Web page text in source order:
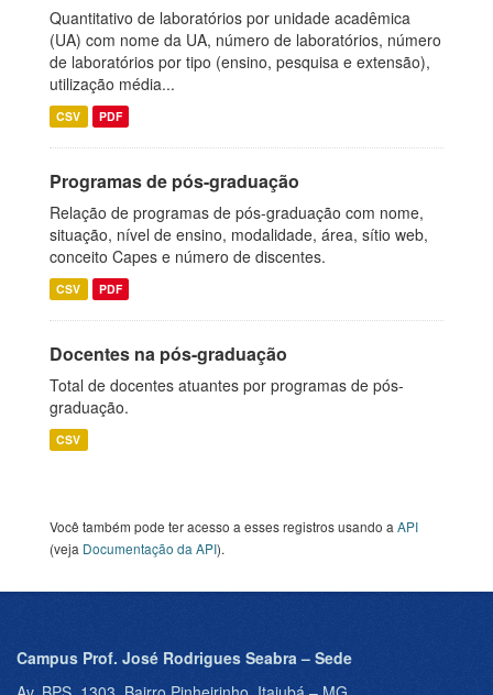
Quantitativo de laboratórios por unidade acadêmica
(UA) com nome da UA, número de laboratórios, número
de laboratórios por tipo (ensino, pesquisa e extensão),
utilização média...
CSV PDF
Programas de pós-graduação
Relação de programas de pós-graduação com nome,
situação, nível de ensino, modalidade, área, sítio web,
conceito Capes e número de discentes.
CSV PDF
Docentes na pós-graduação
Total de docentes atuantes por programas de pós-
graduação.
CSV
Você também pode ter acesso a esses registros usando a API
(veja Documentação da API).
Campus Prof. José Rodrigues Seabra – Sede